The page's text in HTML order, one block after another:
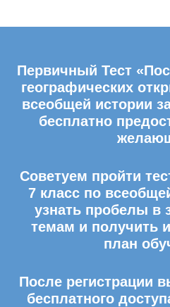
Первичный Тест
географических
всеобщей истории
бесплатно
Советуем пройти
7 класс по
узнать пробелы в
темам и получить
план
После регистрации
бесплатного